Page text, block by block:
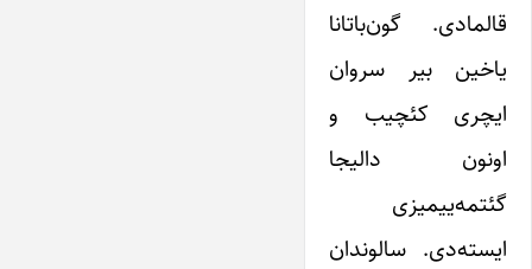
قالمادی. گون‌باتانا
یاخین بیر سروان
ایچری کئچیب و
اونون دالیجا
گئتمه‌ییمیزی
ایسته‌دی. سالوندان